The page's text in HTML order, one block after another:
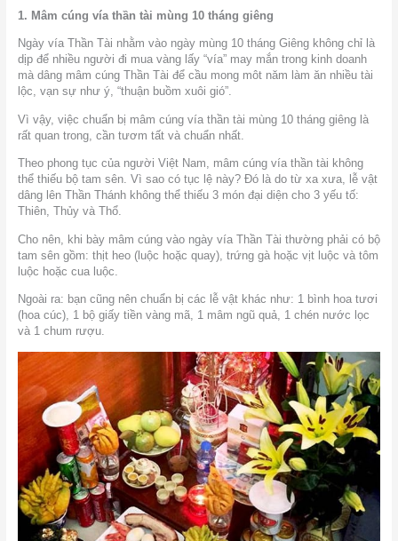
1. Mâm cúng vía thần tài mùng 10 tháng giêng
Ngày vía Thần Tài nhằm vào ngày mùng 10 tháng Giêng không chỉ là
dịp để nhiều người đi mua vàng lấy “vía” may mắn trong kinh doanh
mà dâng mâm cúng Thần Tài để cầu mong môt năm làm ăn nhiều tài
lộc, vạn sự như ý, “thuận buồm xuôi gió”.
Vì vậy, việc chuẩn bị mâm cúng vía thần tài mùng 10 tháng giêng là
rất quan trong, cần tươm tất và chuẩn nhất.
Theo phong tục của người Việt Nam, mâm cúng vía thần tài không
thể thiếu bộ tam sên. Vì sao có tục lệ này? Đó là do từ xa xưa, lễ vật
dâng lên Thần Thánh không thể thiếu 3 món đại diện cho 3 yếu tố:
Thiên, Thủy và Thổ.
Cho nên, khi bày mâm cúng vào ngày vía Thần Tài thường phải có bộ
tam sên gồm: thịt heo (luộc hoặc quay), trứng gà hoặc vịt luộc và tôm
luộc hoặc cua luộc.
Ngoài ra: bạn cũng nên chuẩn bị các lễ vật khác như: 1 bình hoa tươi
(hoa cúc), 1 bộ giấy tiền vàng mã, 1 mâm ngũ quả, 1 chén nước lọc
và 1 chum rượu.